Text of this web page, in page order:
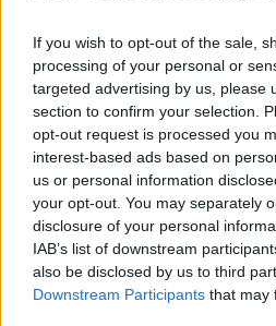
If you wish to opt-out of the sale,
processing of your personal or
targeted advertising by us, please
section to confirm your selection.
opt-out request is processed you
interest-based ads based on
us or personal information
your opt-out. You may separately
disclosure of your personal
IAB’s list of downstream
also be disclosed by us to third
Downstream Participants that may